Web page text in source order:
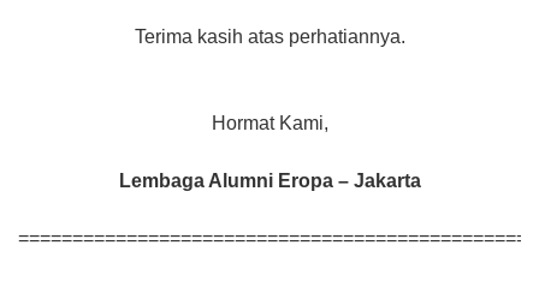
Terima kasih atas perhatiannya.
Hormat Kami,
Lembaga Alumni Eropa – Jakarta